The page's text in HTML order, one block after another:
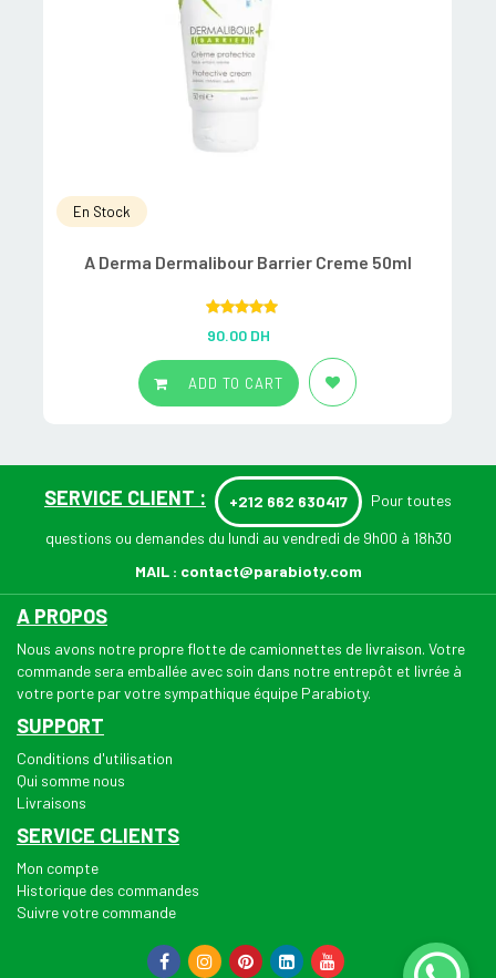
En Stock
A Derma Dermalibour Barrier Creme 50ml
out of 5
90.00 DH
ADD TO CART
SERVICE CLIENT : +212 662 630417 Pour toutes
questions ou demandes du lundi au vendredi de 9h00 à 18h30
MAIL : contact@parabioty.com
A PROPOS
Nous avons notre propre flotte de camionnettes de livraison. Votre
commande sera emballée avec soin dans notre entrepôt et livrée à
votre porte par votre sympathique équipe Parabioty.
SUPPORT
Conditions d'utilisation
Qui somme nous
Livraisons
SERVICE CLIENTS
Mon compte
Historique des commandes
Suivre votre commande